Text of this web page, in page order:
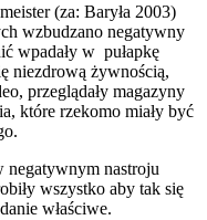
(za: Baryła 2003)
wzbudzano negatywny
wpadały w pułapkę
niezdrową żywnością,
przeglądały magazyny
które rzekomo miały być
negatywnym nastroju
wszystko aby tak się
właściwe.